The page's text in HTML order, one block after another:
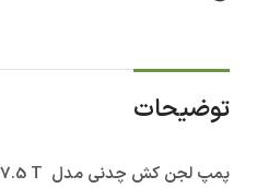
توضیحات
پمپ لجن کش چدنی مدل SSZ 100-65/7.5 T